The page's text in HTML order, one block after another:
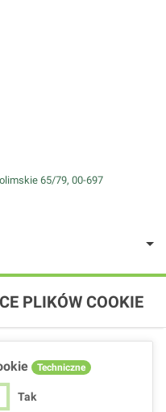
65/79, 00-697
PLIKÓW COOKIE
Techniczne
Tak